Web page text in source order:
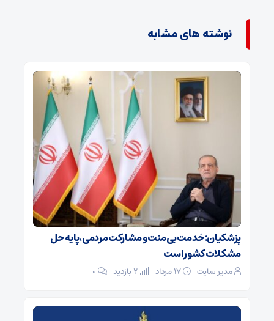
نوشته های مشابه
پزشکیان: خدمت بی‌منت و مشارکت مردمی، پایه حل
مشکلات کشور است
مدیر سایت ۰